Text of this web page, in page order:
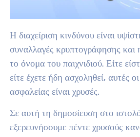
Η διαχείριση κινδύνου είναι
συναλλαγές κρυπτογράφησης και
το όνομα του παιχνιδιού. Είτε
είτε έχετε ήδη ασχοληθεί, αυτές
ασφαλείας είναι χρυσές.
Σε αυτή τη δημοσίευση στο
εξερευνήσουμε πέντε χρυσούς